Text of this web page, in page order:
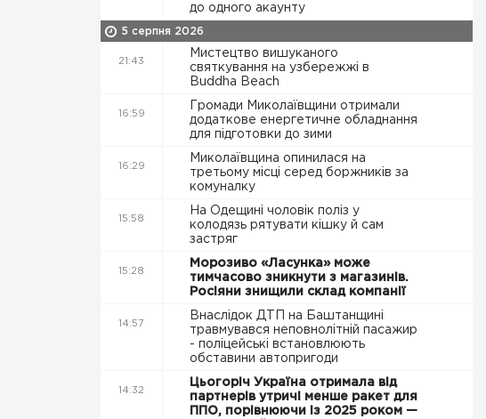
до одного акаунту
5 серпня 2026
21:43
Мистецтво вишуканого
святкування на узбережжі в
Buddha Beach
16:59
Громади Миколаївщини отримали
додаткове енергетичне обладнання
для підготовки до зими
16:29
Миколаївщина опинилася на
третьому місці серед боржників за
комуналку
15:58
На Одещині чоловік поліз у
колодязь рятувати кішку й сам
застряг
15:28
Морозиво «Ласунка» може
тимчасово зникнути з магазинів.
Росіяни знищили склад компанії
14:57
Внаслідок ДТП на Баштанщині
травмувався неповнолітній пасажир
- поліцейські встановлюють
обставини автопригоди
14:32
Цьогоріч Україна отримала від
партнерів утричі менше ракет для
ППО, порівнюючи із 2025 роком —